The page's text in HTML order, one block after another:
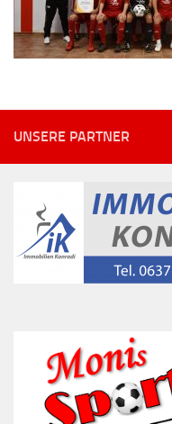
UNSERE PARTNER